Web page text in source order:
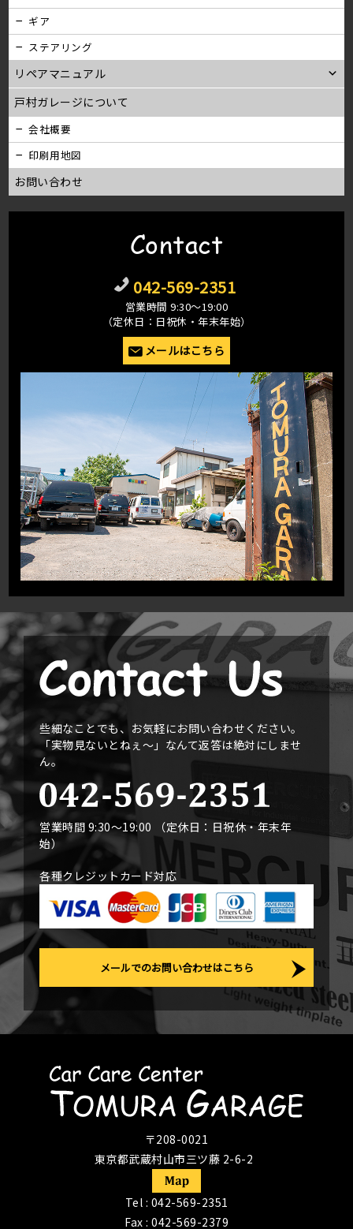
ギア
ステアリング
リペアマニュアル
戸村ガレージについて
会社概要
印刷用地図
お問い合わせ
Contact
042-569-2351
営業時間 9:30〜19:00
（定休日：日祝休・年末年始）
メールはこちら
些細なことでも、お気軽にお問い合わせください。
「実物見ないとねぇ〜」なんて返答は絶対にしませ
ん。
営業時間 9:30〜19:00 （定休日：日祝休・年末年
始）
各種クレジットカード対応
メールでのお問い合わせはこちら
〒208-0021
東京都武蔵村山市三ツ藤 2-6-2
Tel : 042-569-2351
Fax : 042-569-2379